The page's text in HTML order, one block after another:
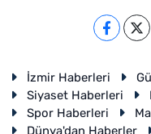
İzmir Haberleri
Siyaset Haberleri
Spor Haberleri
Dünya'dan Haberler